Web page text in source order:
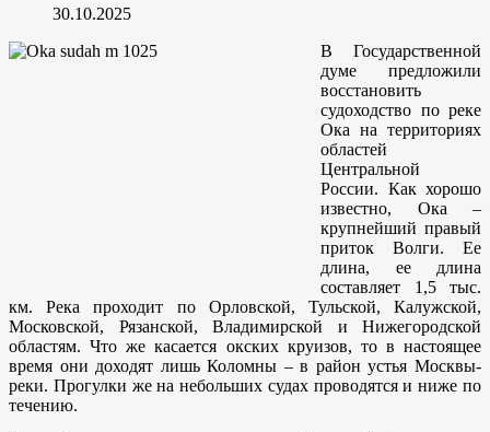
30.10.2025
В Государственной
думе предложили
восстановить
судоходство по реке
Ока на территориях
областей
Центральной
России. Как хорошо
известно, Ока –
крупнейший правый
приток Волги. Ее
длина, ее длина
составляет 1,5 тыс.
км. Река проходит по Орловской, Тульской, Калужской,
Московской, Рязанской, Владимирской и Нижегородской
областям. Что же касается окских круизов, то в настоящее
время они доходят лишь Коломны – в район устья Москвы-
реки. Прогулки же на небольших судах проводятся и ниже по
течению.